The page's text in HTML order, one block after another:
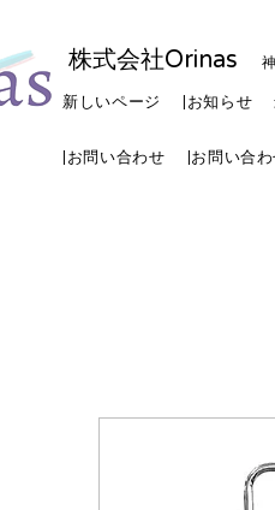
株式会社Orinas
新しいページ |お知らせ
|お問い合わせ |お問い合